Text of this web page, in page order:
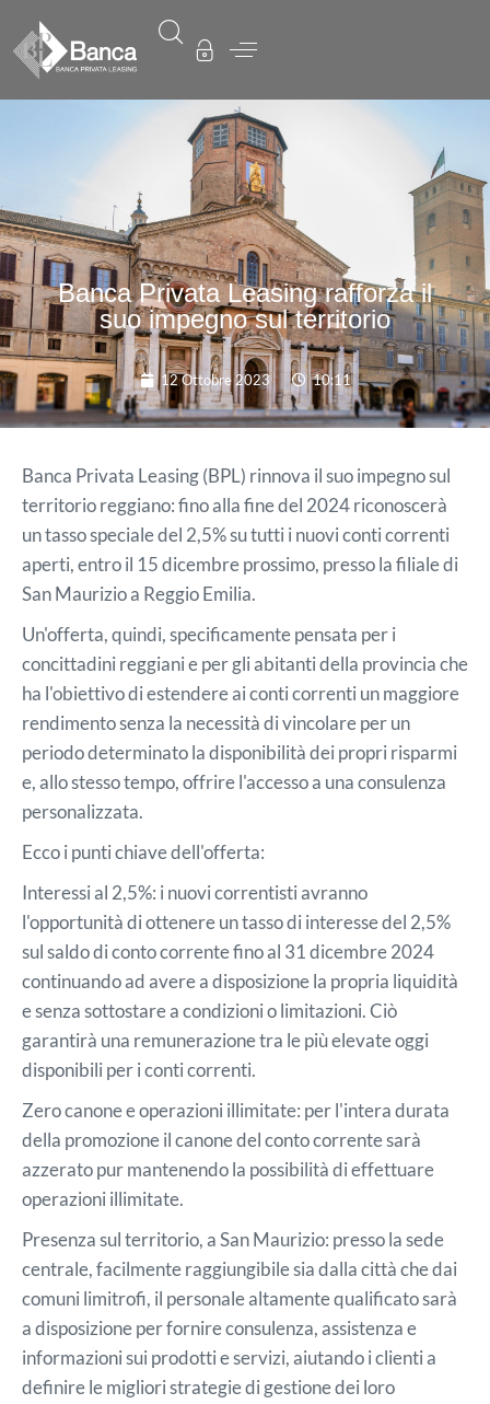
Banca Privata Leasing rafforza il
suo impegno sul territorio
12 Ottobre 2023 10:11
Banca Privata Leasing (BPL) rinnova il suo impegno sul
territorio reggiano: fino alla fine del 2024 riconoscerà
un tasso speciale del 2,5% su tutti i nuovi conti correnti
aperti, entro il 15 dicembre prossimo, presso la filiale di
San Maurizio a Reggio Emilia.
Un'offerta, quindi, specificamente pensata per i
concittadini reggiani e per gli abitanti della provincia che
ha l'obiettivo di estendere ai conti correnti un maggiore
rendimento senza la necessità di vincolare per un
periodo determinato la disponibilità dei propri risparmi
e, allo stesso tempo, offrire l'accesso a una consulenza
personalizzata.
Ecco i punti chiave dell'offerta:
Interessi al 2,5%: i nuovi correntisti avranno
l'opportunità di ottenere un tasso di interesse del 2,5%
sul saldo di conto corrente fino al 31 dicembre 2024
continuando ad avere a disposizione la propria liquidità
e senza sottostare a condizioni o limitazioni. Ciò
garantirà una remunerazione tra le più elevate oggi
disponibili per i conti correnti.
Zero canone e operazioni illimitate: per l'intera durata
della promozione il canone del conto corrente sarà
azzerato pur mantenendo la possibilità di effettuare
operazioni illimitate.
Presenza sul territorio, a San Maurizio: presso la sede
centrale, facilmente raggiungibile sia dalla città che dai
comuni limitrofi, il personale altamente qualificato sarà
a disposizione per fornire consulenza, assistenza e
informazioni sui prodotti e servizi, aiutando i clienti a
definire le migliori strategie di gestione dei loro